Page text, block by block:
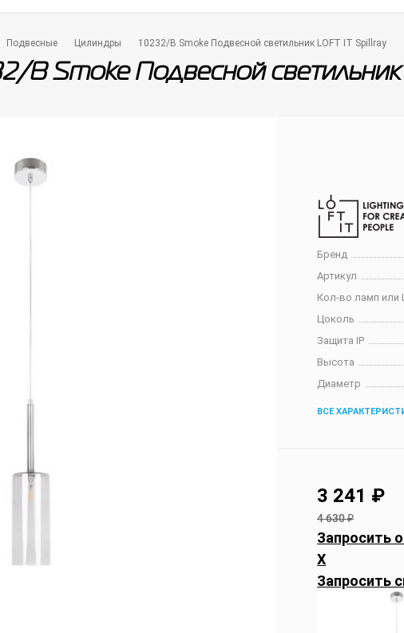
Подвесные Цилиндры 10232/B Smoke Подвесной светильник LOFT IT Spillray
B Smoke Подвесной светильник
Бренд
Артикул
Кол-во ламп или
Цоколь
Защита IP
Высота
Диаметр
ВСЕ
3 241 ₽
4 630₽
Запросить
X
Запросить